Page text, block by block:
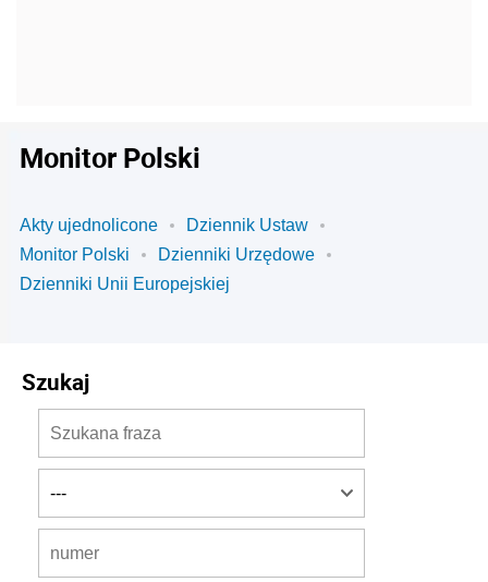
Monitor Polski
Akty ujednolicone
Dziennik Ustaw
Monitor Polski
Dzienniki Urzędowe
Dzienniki Unii Europejskiej
Szukaj